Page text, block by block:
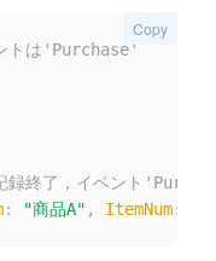
トは'Purchase'
録終了，イベント
: "商品A" , ItemNum:
Copy